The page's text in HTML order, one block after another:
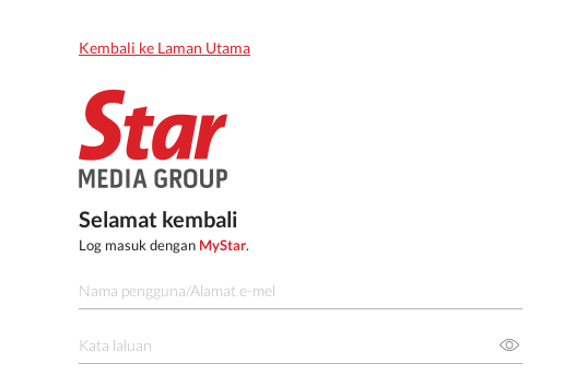
Kembali ke Laman Utama
Selamat kembali
Log masuk dengan MyStar.